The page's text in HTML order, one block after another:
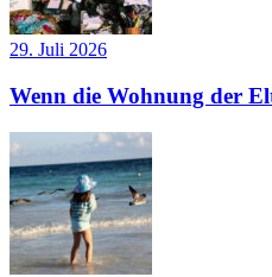
29. Juli 2026
Wenn die Wohnung der